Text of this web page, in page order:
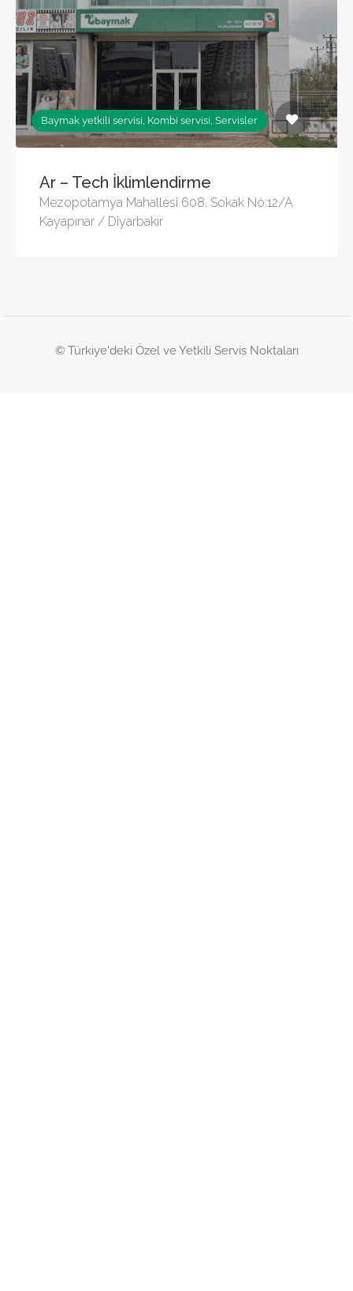
Baymak yetkili servisi, Kombi servisi, Servisler
Ar – Tech İklimlendirme
Mezopotamya Mahallesi 608. Sokak No:12/A
Kayapınar / Diyarbakır
© Türkiye'deki Özel ve Yetkili Servis Noktaları